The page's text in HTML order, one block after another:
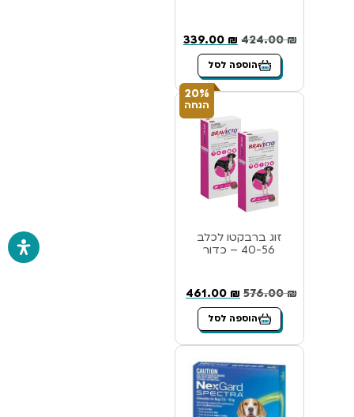
424.00₪
339.00 ₪
הוספה לסל
20%
הנחה
זוג ברבקטו לכלב
40-56 – כדור
576.00₪
461.00 ₪
הוספה לסל